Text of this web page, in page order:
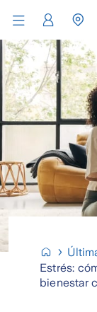
Estrés:
bienestar